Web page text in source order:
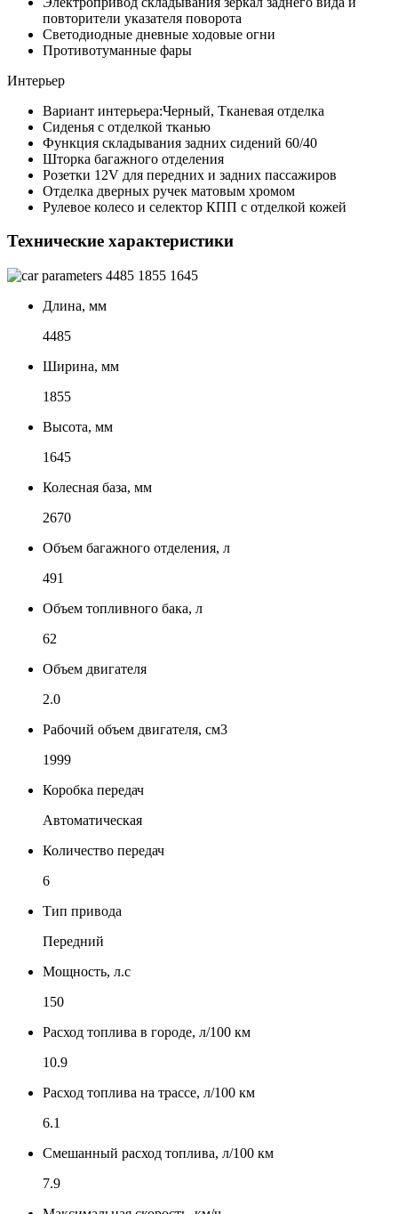
повторители указателя поворота
Светодиодные дневные ходовые огни
Противотуманные фары
Интерьер
Вариант интерьера:Черный, Тканевая отделка
Сиденья с отделкой тканью
Функция складывания задних сидений 60/40
Шторка багажного отделения
Розетки 12V для передних и задних пассажиров
Отделка дверных ручек матовым хромом
Рулевое колесо и селектор КПП с отделкой кожей
Технические характеристики
4485 1855 1645
Длина, мм
4485
Ширина, мм
1855
Высота, мм
1645
Колесная база, мм
2670
Объем багажного отделения, л
491
Объем топливного бака, л
62
Объем двигателя
2.0
Рабочий объем двигателя, см3
1999
Коробка передач
Автоматическая
Количество передач
6
Тип привода
Передний
Мощность, л.с
150
Расход топлива в городе, л/100 км
10.9
Расход топлива на трассе, л/100 км
6.1
Смешанный расход топлива, л/100 км
7.9